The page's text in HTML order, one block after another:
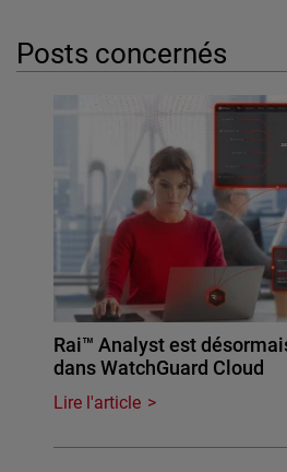
Posts concernés
Rai™ Analyst est
dans WatchGuard Cloud
Lire l'article